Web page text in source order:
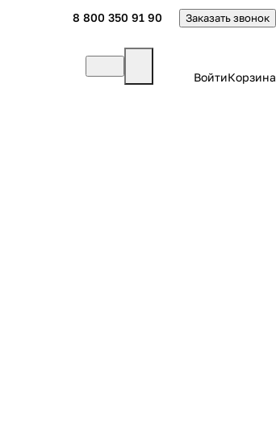
8 800 350 91 90 Заказать звонок
ВойтиКорзина